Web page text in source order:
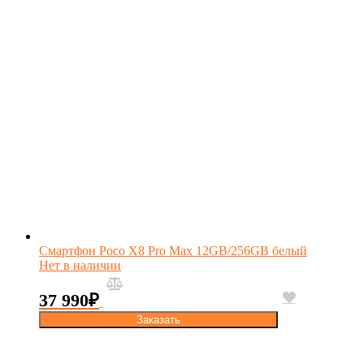
Смартфон Poco X8 Pro Max 12GB/256GB белый
Нет в наличии
37 990₽
Заказать